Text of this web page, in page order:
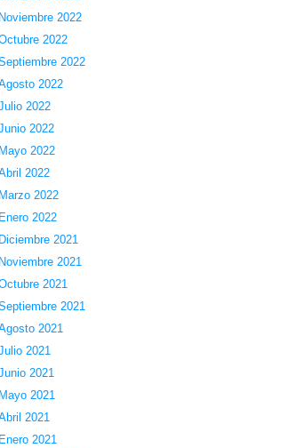
Noviembre 2022
2022
2022
2022
2022
2022
Mayo 2022
2022
Marzo 2022
Enero 2022
Diciembre 2021
Noviembre 2021
2021
2021
2021
2021
2021
Mayo 2021
2021
Enero 2021